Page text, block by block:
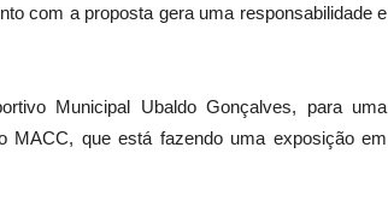
com a proposta gera uma responsabilidade e
Municipal Ubaldo Gonçalves, para uma
MACC, que está fazendo uma exposição em